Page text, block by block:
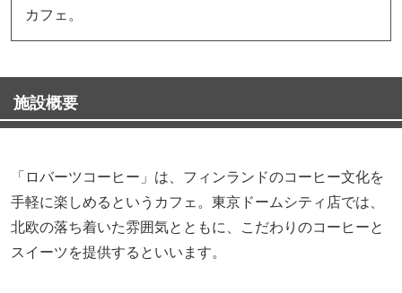
カフェ。
施設概要
「ロバーツコーヒー」は、フィンランドのコーヒー文化を
手軽に楽しめるというカフェ。東京ドームシティ店では、
北欧の落ち着いた雰囲気とともに、こだわりのコーヒーと
スイーツを提供するといいます。